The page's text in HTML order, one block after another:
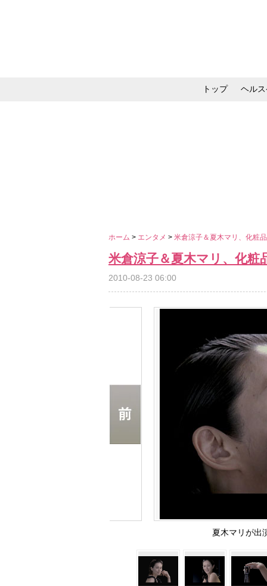
トップ ヘル
ホーム > エンタメ > 米倉涼子＆夏木マリ、化粧
米倉涼子＆夏木マリ、化粧
2010-08-23 06:00
夏木マリが